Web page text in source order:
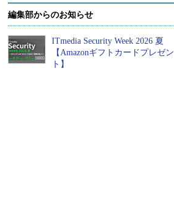
編集部からのお知らせ
ITmedia Security Week 2026 夏
【Amazonギフトカードプレゼン
ト】